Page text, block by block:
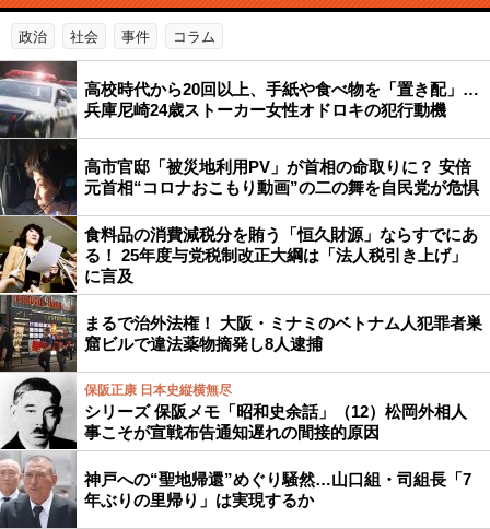
政治 社会 事件 コラム
高校時代から20回以上、手紙や食べ物を「置き配」…
兵庫尼崎24歳ストーカー女性オドロキの犯行動機
高市官邸「被災地利用PV」が首相の命取りに？ 安倍
元首相“コロナおこもり動画”の二の舞を自民党が危惧
食料品の消費減税分を賄う「恒久財源」ならすでにあ
る！ 25年度与党税制改正大綱は「法人税引き上げ」
に言及
まるで治外法権！ 大阪・ミナミのベトナム人犯罪者巣
窟ビルで違法薬物摘発し8人逮捕
保阪正康 日本史縦横無尽
シリーズ 保阪メモ「昭和史余話」（12）松岡外相人
事こそが宣戦布告通知遅れの間接的原因
神戸への“聖地帰還”めぐり騒然…山口組・司組長「7
年ぶりの里帰り」は実現するか